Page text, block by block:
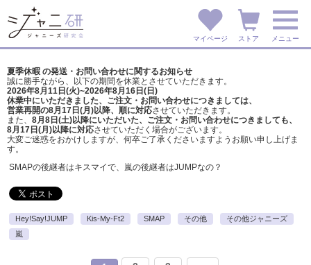
マイページ ストア メニュー
夏季休暇 の発送・お問い合わせに関するお知らせ
誠に勝手ながら、以下の期間を休業とさせていただきます。
2026年8月11日(火)~2026年8月16日(日)
休業中にいただきました、ご注文・お問い合わせにつきましては、
営業再開の8月17日(月)以降、順に対応させていただきます。
また、 8月8日(土)以降にいただいた、ご注文・ お問い合わせにつきましても、
8月17日(月)以降に対応させていただく場合がございます。
大変ご迷惑をおかけしますが、 何卒ご了承くださいますようお願い申し上げま
す。
SMAPの後継者はキスマイで、嵐の後継者はJUMPなの？
Hey!Say!JUMP Kis-My-Ft2 SMAP その他
その他ジャニーズ
嵐